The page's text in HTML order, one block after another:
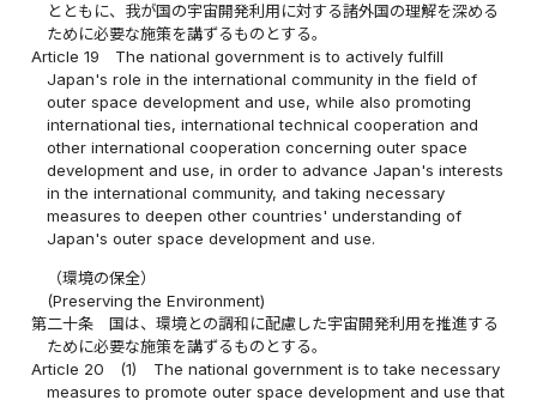
とともに、我が国の宇宙開発利用に対する諸外国の理解を深める
ために必要な施策を講ずるものとする。
Article 19
The national government is to actively fulfill
Japan's role in the international community in the field of
outer space development and use, while also promoting
international ties, international technical cooperation and
other international cooperation concerning outer space
development and use, in order to advance Japan's interests
in the international community, and taking necessary
measures to deepen other countries' understanding of
Japan's outer space development and use.
（環境の保全）
(Preserving the Environment)
第二十条
国は、環境との調和に配慮した宇宙開発利用を推進する
ために必要な施策を講ずるものとする。
Article 20
(1)
The national government is to take necessary
measures to promote outer space development and use that